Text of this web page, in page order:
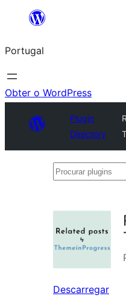
Saltar
o
conteúdo
Portugal
Obter o WordPress
Plugin
Directory
Procurar
Descarregar